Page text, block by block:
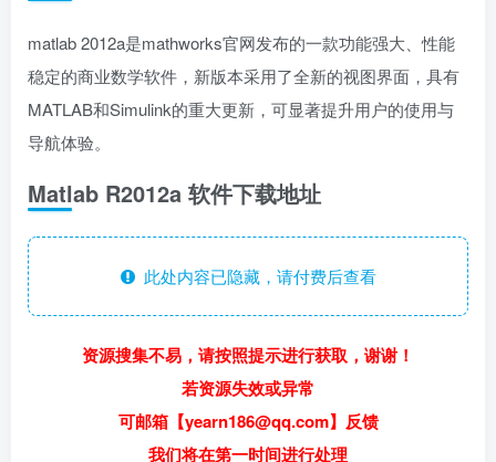
matlab 2012a是mathworks官网发布的一款功能强大、性能
稳定的商业数学软件，新版本采用了全新的视图界面，具有
MATLAB和Simulink的重大更新，可显著提升用户的使用与
导航体验。
Matlab R2012a 软件下载地址
此处内容已隐藏，请付费后查看
资源搜集不易，请按照提示进行获取，谢谢！
若资源失效或异常
可邮箱【yearn186@qq.com】反馈
我们将在第一时间进行处理